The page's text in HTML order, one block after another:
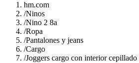
hm.com
/Ninos
/Nino 2 8a
/Ropa
/Pantalones y jeans
/Cargo
/Joggers cargo con interior cepillado